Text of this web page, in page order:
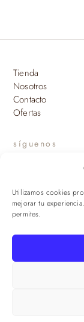
Utilizamos cookies
mejorar tu
permites.
Tienda
Nosotros
Contacto
Ofertas
síguenos
suscríbete a
© 2026 Viandas de